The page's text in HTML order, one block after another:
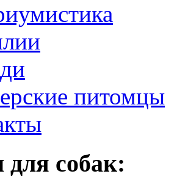
питомцы
собак: